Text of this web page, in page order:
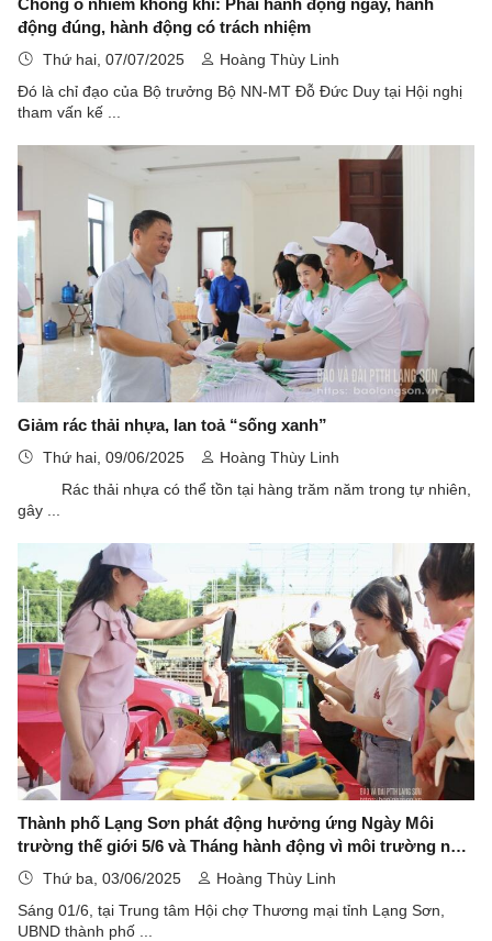
Chống ô nhiễm không khí: Phải hành động ngay, hành
động đúng, hành động có trách nhiệm
Thứ hai, 07/07/2025
Hoàng Thùy Linh
Đó là chỉ đạo của Bộ trưởng Bộ NN-MT Đỗ Đức Duy tại Hội nghị
tham vấn kế ...
Giảm rác thải nhựa, lan toả “sống xanh”
Thứ hai, 09/06/2025
Hoàng Thùy Linh
Rác thải nhựa có thể tồn tại hàng trăm năm trong tự nhiên,
gây ...
Thành phố Lạng Sơn phát động hưởng ứng Ngày Môi
trường thế giới 5/6 và Tháng hành động vì môi trường năm
2025Thứ ba, 03/06/2025
Hoàng Thùy Linh
Sáng 01/6, tại Trung tâm Hội chợ Thương mại tỉnh Lạng Sơn,
UBND thành phố ...